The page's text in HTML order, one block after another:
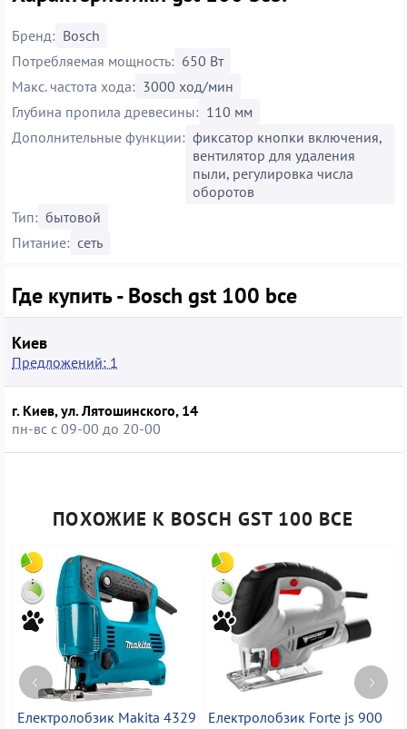
Бренд: Bosch
Потребляемая мощность: 650 Вт
Макс. частота хода: 3000 ход/мин
Глубина пропила древесины: 110 мм
Дополнительные функции: фиксатор кнопки включения,
вентилятор для удаления
пыли, регулировка числа
оборотов
Тип: бытовой
Питание: сеть
Где купить - Bosch gst 100 bce
Киев
Предложений: 1
г. Киев, ул. Лятошинского, 14
пн-вс с 09-00 до 20-00
ПОХОЖИЕ К BOSCH GST 100 BCE
Електролобзик Makita 4329
Електролобзик Forte js 900